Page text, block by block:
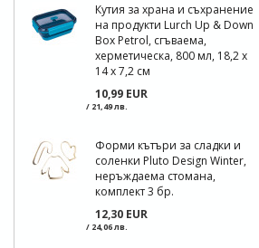
Кутия за храна и съхранение
на продукти Lurch Up & Down
Box Petrol, сгъваема,
херметическа, 800 мл, 18,2 x
14 x 7,2 см
10,99 EUR
/ 21,49 лв.
Форми кътъри за сладки и
соленки Pluto Design Winter,
неръждаема стомана,
комплект 3 бр.
12,30 EUR
/ 24,06 лв.